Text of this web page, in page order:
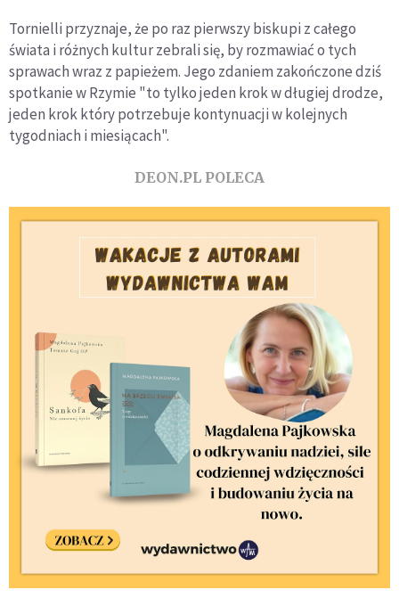
Tornielli przyznaje, że po raz pierwszy biskupi z całego
świata i różnych kultur zebrali się, by rozmawiać o tych
sprawach wraz z papieżem. Jego zdaniem zakończone dziś
spotkanie w Rzymie "to tylko jeden krok w długiej drodze,
jeden krok który potrzebuje kontynuacji w kolejnych
tygodniach i miesiącach".
DEON.PL POLECA